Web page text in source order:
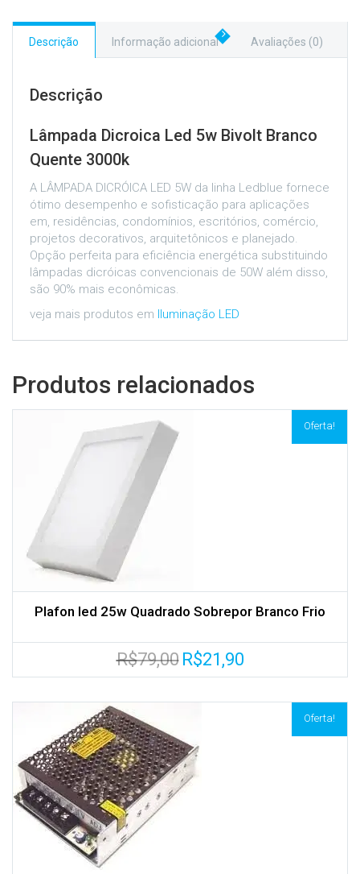
Descrição Informação adicional Avaliações (0)
Descrição
Lâmpada Dicroica Led 5w Bivolt Branco
Quente 3000k
A LÂMPADA DICRÓICA LED 5W da linha Ledblue fornece
ótimo desempenho e sofisticação para aplicações
em, residências, condomínios, escritórios, comércio,
projetos decorativos, arquitetônicos e planejado.
Opção perfeita para eficiência energética substituindo
lâmpadas dicróicas convencionais de 50W além disso,
são 90% mais econômicas.
veja mais produtos em Iluminação LED
Produtos relacionados
Oferta!
Plafon led 25w Quadrado Sobrepor Branco Frio
R$79,00 O
preço
original
R$21,90O
preço
atual
Oferta!